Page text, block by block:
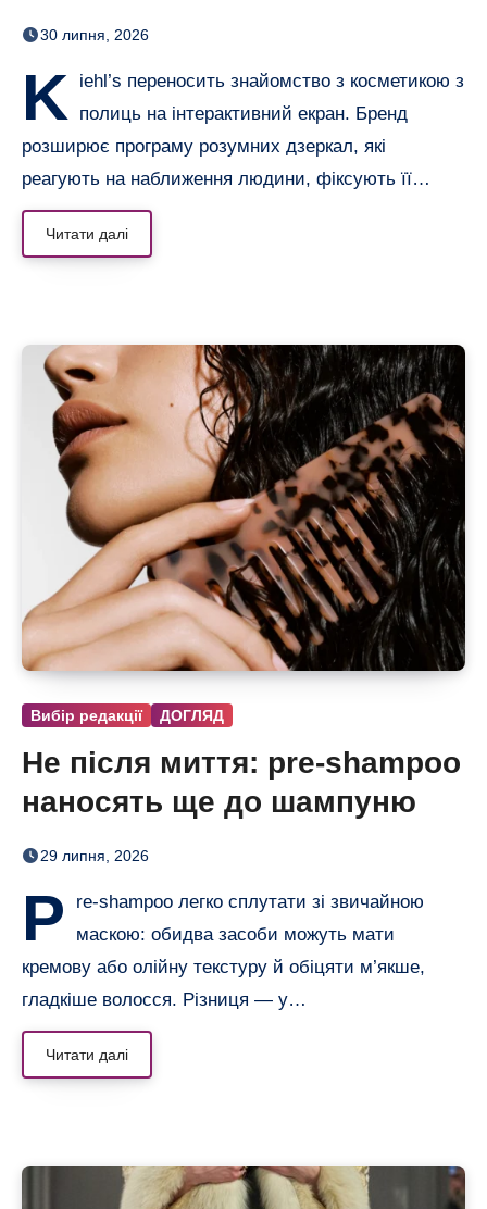
підходиш
30 липня, 2026
K
iehl’s переносить знайомство з косметикою з
полиць на інтерактивний екран. Бренд
розширює програму розумних дзеркал, які
реагують на наближення людини, фіксують її…
Читати далі
Вибір редакції ДОГЛЯД
Не після миття: pre-shampoo
наносять ще до шампуню
29 липня, 2026
P
re-shampoo легко сплутати зі звичайною
маскою: обидва засоби можуть мати
кремову або олійну текстуру й обіцяти м’якше,
гладкіше волосся. Різниця — у…
Читати далі